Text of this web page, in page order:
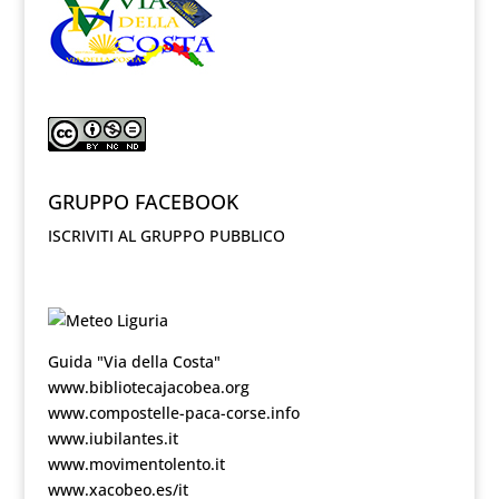
GRUPPO FACEBOOK
ISCRIVITI AL GRUPPO PUBBLICO
Guida "Via della Costa"
www.bibliotecajacobea.org
www.compostelle-paca-corse.info
www.iubilantes.it
www.movimentolento.it
www.xacobeo.es/it